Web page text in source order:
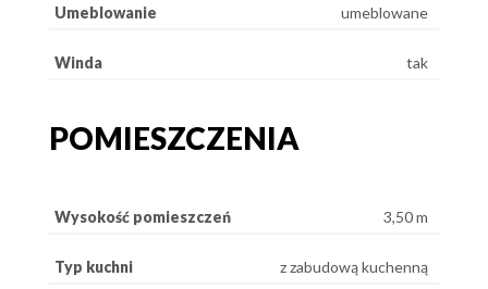
Umeblowanie umeblowane
Winda tak
POMIESZCZENIA
Wysokość pomieszczeń 3,50 m
Typ kuchni z zabudową kuchenną